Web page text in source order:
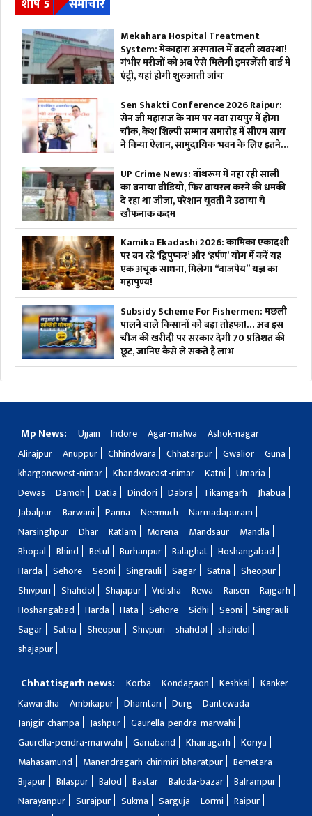
शीर्ष 5 समाचार
Mekahara Hospital Treatment
System: मेकाहारा अस्पताल में बदली व्यवस्था!
गंभीर मरीजों को अब ऐसे मिलेगी इमरजेंसी वार्ड में
एंट्री, यहां होगी शुरुआती जांच
Sen Shakti Conference 2026 Raipur:
सेन जी महाराज के नाम पर नवा रायपुर में होगा
चौक, केश शिल्पी सम्मान समारोह में सीएम साय
ने किया ऐलान, सामुदायिक भवन के लिए इतने
लाख रुपए देगी सरकार
UP Crime News: बॉथरूम में नहा रही साली
का बनाया वीडियो, फिर वायरल करने की धमकी
दे रहा था जीजा, परेशान युवती ने उठाया ये
खौफनाक कदम
Kamika Ekadashi 2026: कामिका एकादशी
पर बन रहे ‘द्विपुष्कर’ और ‘हर्षण’ योग में करें यह
एक अचूक साधना, मिलेगा “वाजपेय” यज्ञ का
महापुण्य!
Subsidy Scheme For Fishermen: मछली
पालने वाले किसानों को बड़ा तोहफा!… अब इस
चीज की खरीदी पर सरकार देगी 70 प्रतिशत की
छूट, जानिए कैसे ले सकते हैं लाभ
Mp News: Ujjain Indore Agar-malwa
Ashok-nagar
Alirajpur
Anuppur Chhindwara Chhatarpur Gwalior
Guna
khargonewest-nimar
Khandwaeast-nimar Katni
Umaria
Dewas
Damoh Datia Dindori Dabra Tikamgarh
Jhabua
Jabalpur
Barwani Panna Neemuch
Narmadapuram
Narsinghpur
Dhar Ratlam Morena Mandsaur
Mandla
Bhopal
Bhind Betul Burhanpur Balaghat
Hoshangabad
Harda
Sehore Seoni Singrauli Sagar Satna
Sheopur
Shivpuri
Shahdol Shajapur Vidisha Rewa Raisen
Rajgarh
Hoshangabad
Harda Hata Sehore Sidhi Seoni
Singrauli
Sagar
Satna Sheopur Shivpuri shahdol
shahdol
shajapur
Chhattisgarh news: Korba Kondagaon Keshkal
Kanker
Kawardha
Ambikapur Dhamtari Durg
Dantewada
Janjgir-champa
Jashpur
Gaurella-pendra-marwahi
Gaurella-pendra-marwahi
Gariaband Khairagarh
Koriya
Mahasamund
Manendragarh-chirimiri-bharatpur
Bemetara
Bijapur
Bilaspur Balod Bastar Baloda-bazar
Balrampur
Narayanpur
Surajpur Sukma Sarguja Lormi
Raipur